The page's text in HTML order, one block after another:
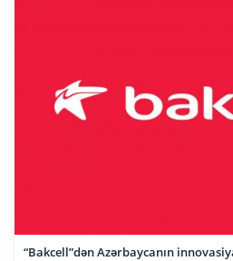
“Bakcell”dən Azərbaycanın